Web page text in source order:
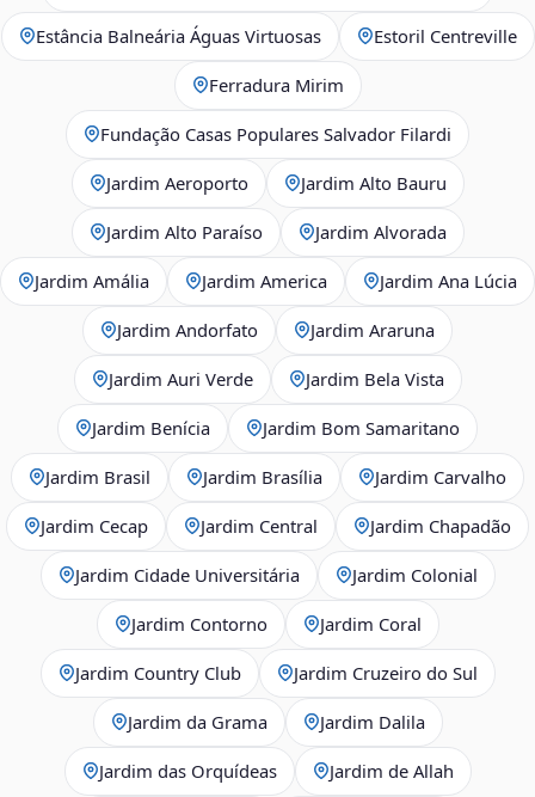
Estância Balneária Águas Virtuosas Estoril Centreville
Ferradura Mirim
Fundação Casas Populares Salvador Filardi
Jardim Aeroporto Jardim Alto Bauru
Jardim Alto Paraíso Jardim Alvorada
Jardim Amália Jardim America Jardim Ana Lúcia
Jardim Andorfato Jardim Araruna
Jardim Auri Verde Jardim Bela Vista
Jardim Benícia Jardim Bom Samaritano
Jardim Brasil Jardim Brasília Jardim Carvalho
Jardim Cecap Jardim Central Jardim Chapadão
Jardim Cidade Universitária Jardim Colonial
Jardim Contorno Jardim Coral
Jardim Country Club Jardim Cruzeiro do Sul
Jardim da Grama Jardim Dalila
Jardim das Orquídeas Jardim de Allah